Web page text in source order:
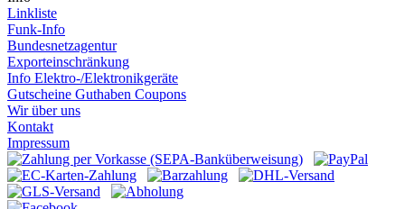
Linkliste
Funk-Info
Bundesnetzagentur
Exporteinschränkung
Info Elektro-/Elektronikgeräte
Gutscheine Guthaben Coupons
Wir über uns
Kontakt
Impressum